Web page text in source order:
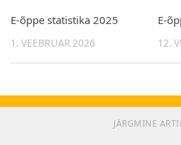
E-õppe statistika 2025
1. VEEBRUAR 2026
E-
12.
JÄRGMINE